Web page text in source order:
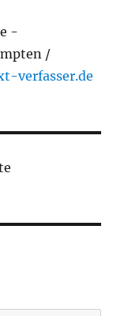
-
/
verfasser.de